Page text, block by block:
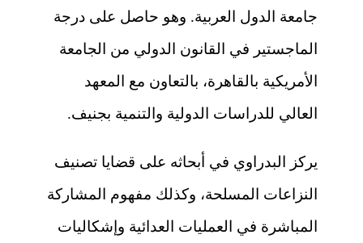
جامعة الدول العربية. وهو حاصل على درجة
الماجستير في القانون الدولي من الجامعة
الأمريكية بالقاهرة، بالتعاون مع المعهد
العالي للدراسات الدولية والتنمية بجنيف.
يركز البدراوي في أبحاثه على قضايا تصنيف
النزاعات المسلحة، وكذلك مفهوم المشاركة
المباشرة في العمليات العدائية وإشكاليات